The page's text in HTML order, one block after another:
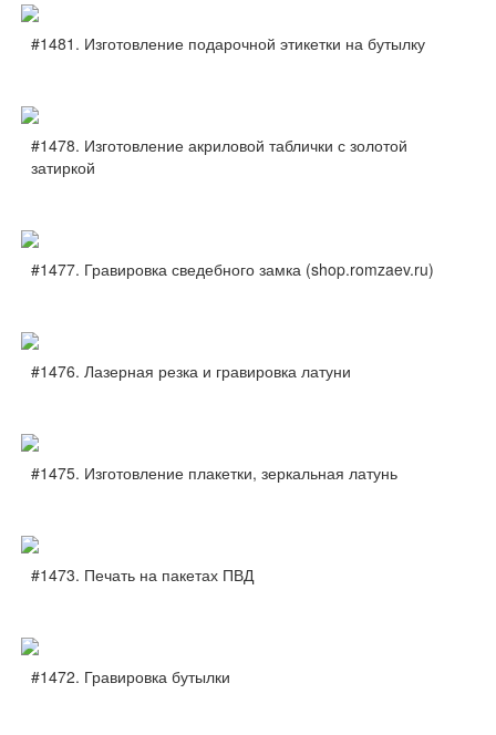
#1481. Изготовление подарочной этикетки на бутылку
#1478. Изготовление акриловой таблички с золотой
затиркой
#1477. Гравировка сведебного замка (shop.romzaev.ru)
#1476. Лазерная резка и гравировка латуни
#1475. Изготовление плакетки, зеркальная латунь
#1473. Печать на пакетах ПВД
#1472. Гравировка бутылки